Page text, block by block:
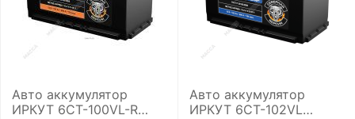
Авто аккумулятор
ИРКУТ 6CT-100VL-R
Авто аккумулятор
ИРКУТ 6CT-102VL